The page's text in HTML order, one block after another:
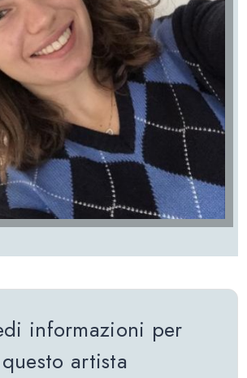
informazioni per
questo artista